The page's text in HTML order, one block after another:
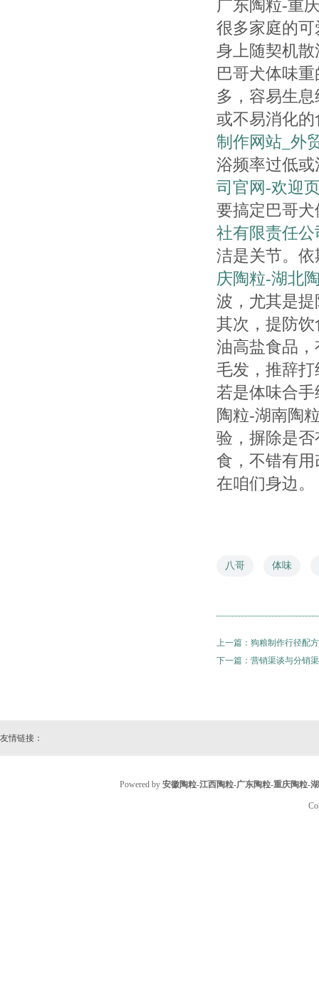
广东陶粒-重
很多家庭的
身上随契机
巴哥犬体味
多，容易生
或不易消化
制作网站_外
浴频率过低
司官网-欢迎
要搞定巴哥
社有限责任公
洁是关节。
庆陶粒-湖北
波，尤其是
其次，提防
油高盐食品
毛发，推辞
若是体味合
陶粒-湖南陶
验，摒除是
食，不错有
在咱们身边。
八哥 体味
上一篇： 狗粮制作行径配
下一篇： 营销渠谈与分销
友情链接：
Powered by 安徽陶粒-江西陶粒-广东陶粒-重庆陶粒-